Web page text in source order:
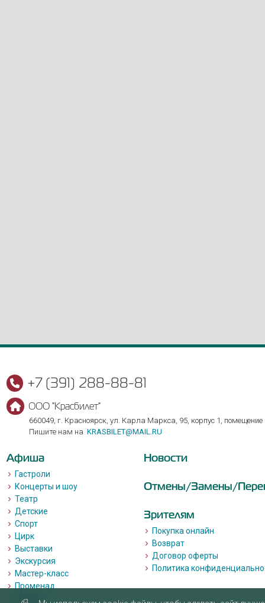
+7 (391) 288-88-81
ООО "Красбилет"
660049, г. Красноярск, ул. Карла Маркса, 95, корпус 1, помещение
Пишите нам на KRASBILET@MAIL.RU
Афиша
Гастроли
Концерты и шоу
Театр
Детские
Спорт
Цирк
Выставки
Экскурсия
Мастер-класс
Променад
Лекции
Новости
Отмены/Замены/
Зрителям
Покупка онлайн
Возврат
Договор оферты
Политика